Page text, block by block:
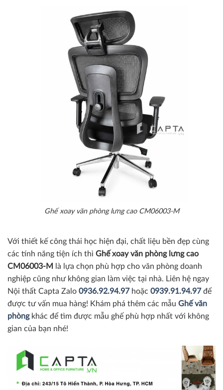
Ghế xoay văn phòng lưng cao CM06003-M
Với thiết kế công thái học hiện đại, chất liệu bền đẹp cùng
các tính năng tiện ích thì Ghế xoay văn phòng lưng cao
CM06003-M
là lựa chọn phù hợp cho văn phòng doanh
nghiệp cũng như không gian làm việc tại nhà. Liên hệ ngay
Nội thất Capta Zalo 0936.92.94.97 hoặc 0939.91.94.97để
được tư vấn mua hàng! Khám phá thêm các mẫu Ghế văn
phòng khác để tìm được mẫu ghế phù hợp nhất với không
gian của bạn nhé!